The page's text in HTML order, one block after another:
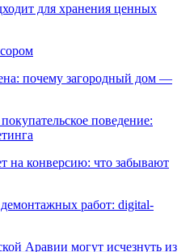
для хранения ценных
почему загородный дом —
поведение:
на конверсию: что забывают
работ: digital-
Аравии могут исчезнуть из